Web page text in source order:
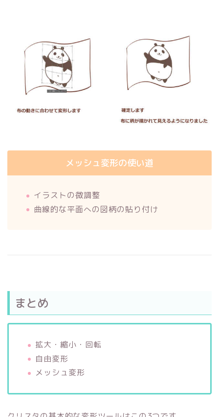
メッシュ変形の使い道
イラストの微調整
曲線的な平面への図柄の貼り付け
まとめ
拡大・縮小・回転
自由変形
メッシュ変形